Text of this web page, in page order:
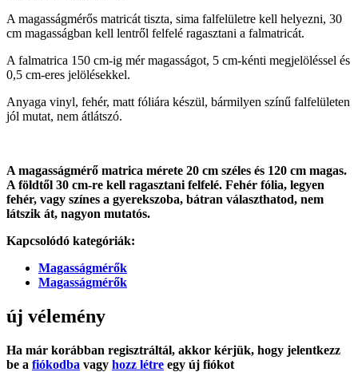
A magasságmérős matricát tiszta, sima falfelületre kell helyezni, 30
cm magasságban kell lentről felfelé ragasztani a falmatricát.
A falmatrica 150 cm-ig mér magasságot, 5 cm-kénti megjelöléssel és
0,5 cm-eres jelölésekkel.
Anyaga vinyl, fehér, matt fóliára készül, bármilyen színű falfelületen
jól mutat, nem átlátszó.
A magasságmérő matrica mérete 20 cm széles és 120 cm magas.
A földtől 30 cm-re kell ragasztani felfelé. Fehér fólia, legyen
fehér, vagy színes a gyerekszoba, bátran választhatod, nem
látszik át, nagyon mutatós.
Kapcsolódó kategóriák:
Magasságmérők
Magasságmérők
új vélemény
Ha már korábban regisztráltál, akkor kérjük, hogy jelentkezz
be a fiókodba vagy hozz létre egy új fiókot